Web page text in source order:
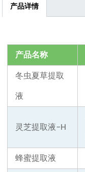
产品详情
产品名称
冬虫夏草提取
液
灵芝提取液-H
蜂蜜提取液